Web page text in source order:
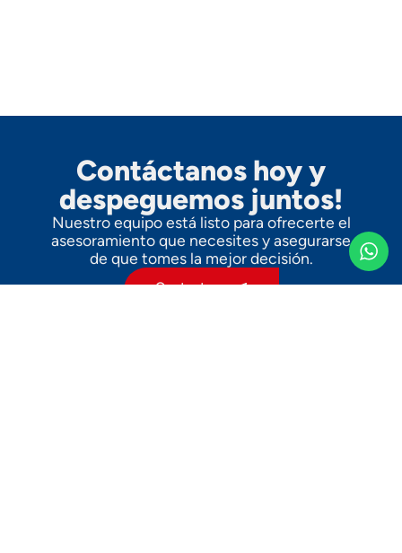
Contáctanos hoy y
despeguemos juntos!
Nuestro equipo está listo para ofrecerte el
asesoramiento que necesites y asegurarse
de que tomes la mejor decisión.
Contactanos